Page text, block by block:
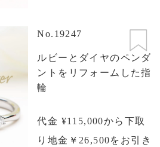
No.19247
ルビーとダイヤのペンダ
ントをリフォームした指
輪
代金 ¥115,000から下取
り地金￥26,500をお引き